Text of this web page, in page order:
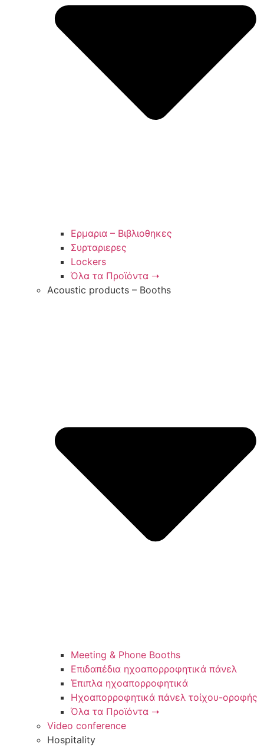
Ερμαρια – Βιβλιοθηκες
Συρταριερες
Lockers
Όλα τα Προϊόντα ➝
Acoustic products – Booths
Meeting & Phone Booths
Επιδαπέδια ηχοαπορροφητικά πάνελ
Έπιπλα ηχοαπορροφητικά
Ηχοαπορροφητικά πάνελ τοίχου-οροφής
Όλα τα Προϊόντα ➝
Video conference
Hospitality